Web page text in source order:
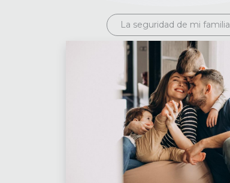
La seguridad de mi familia